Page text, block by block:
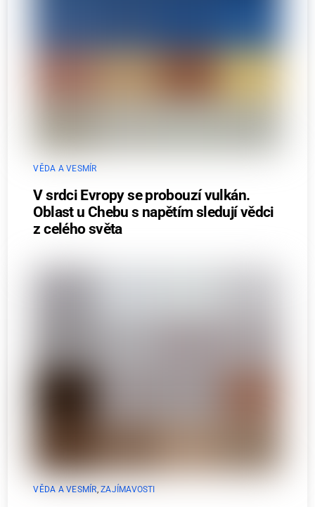
VĚDA A VESMÍR
V srdci Evropy se probouzí vulkán.
Oblast u Chebu s napětím sledují vědci
z celého světa
VĚDA A VESMÍR,ZAJÍMAVOSTI